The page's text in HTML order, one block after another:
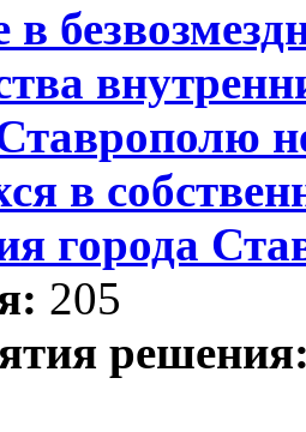
в
в
города
205